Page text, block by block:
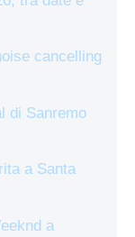
cancelling
di Sanremo
a Santa
a